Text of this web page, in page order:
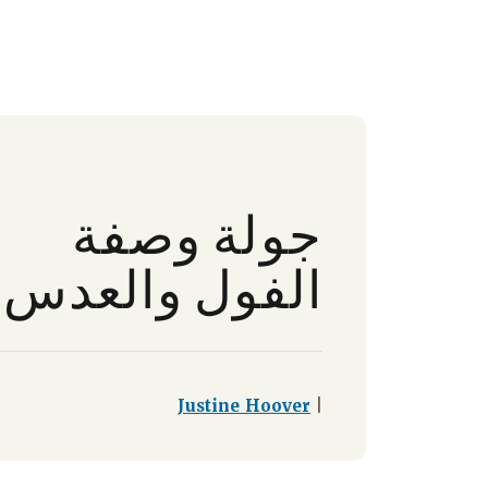
جولة وصفة
الفول والعدس
Justine Hoover